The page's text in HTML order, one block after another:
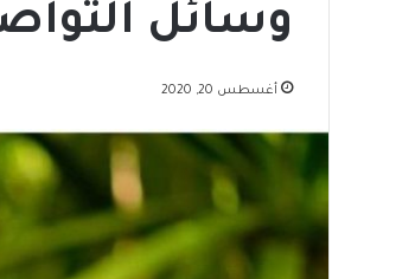
وسائل
أغسطس 20, 2020